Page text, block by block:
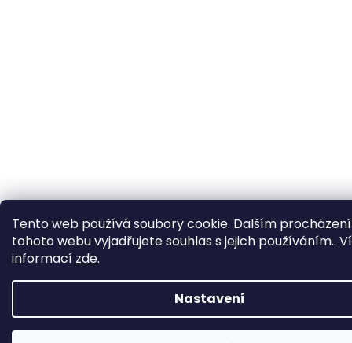
Tento web používá soubory cookie. Dalším
tohoto webu vyjadřujete souhlas s jejich používáním..
informací zde.
Nastavení